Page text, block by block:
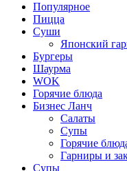
Популярное
Пицца
Суши
Японский
Бургеры
Шаурма
WOK
Горячие блюда
Бизнес Ланч
Салаты
Супы
Горячие
Гарниры и
Супы